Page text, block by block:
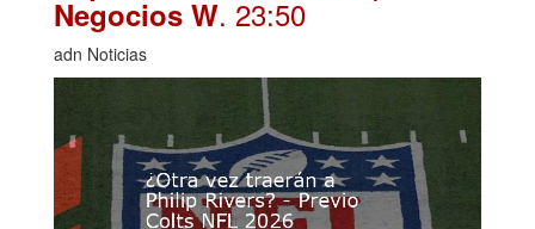
Negocios W. 23:50
adn Noticias